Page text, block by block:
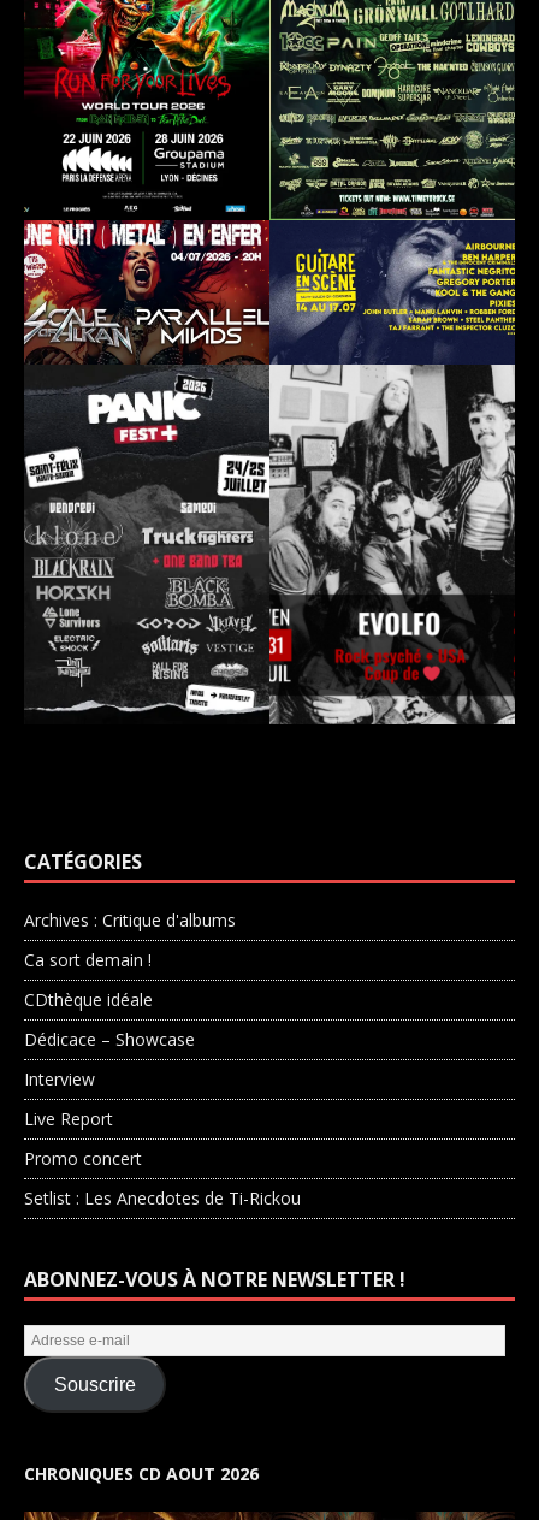
CATÉGORIES
Archives : Critique d'albums
Ca sort demain !
CDthèque idéale
Dédicace – Showcase
Interview
Live Report
Promo concert
Setlist : Les Anecdotes de Ti-Rickou
ABONNEZ-VOUS À NOTRE NEWSLETTER !
Souscrire
CHRONIQUES CD AOUT 2026